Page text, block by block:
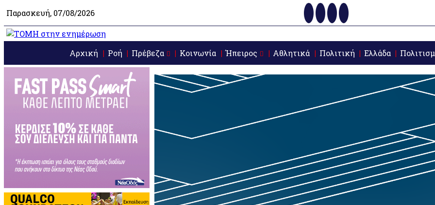
Παρασκευή, 07/08/2026
Αρχική Ροή Πρέβεζα Κοινωνία Ήπειρος Αθλητικά Πολιτική Ελλάδα